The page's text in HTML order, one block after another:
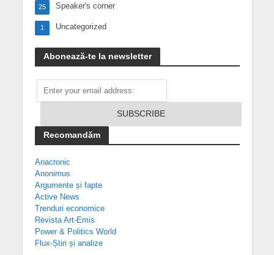
Speaker's corner
25
Uncategorized
1
Abonează-te la newsletter
Recomandăm
Anacronic
Anonimus
Argumente și fapte
Active News
Trenduri economice
Revista Art-Emis
Power & Politics World
Flux-Știri și analize